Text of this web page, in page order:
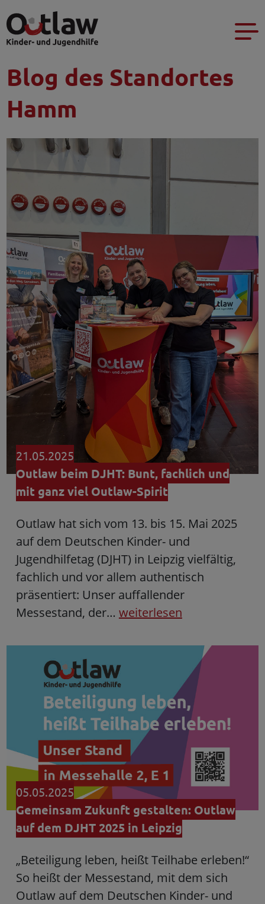
Blog des Standortes
Hamm
21.05.2025
Outlaw beim DJHT: Bunt, fachlich und
mit ganz viel Outlaw-Spirit
Outlaw hat sich vom 13. bis 15. Mai 2025
auf dem Deutschen Kinder- und
Jugendhilfetag (DJHT) in Leipzig vielfältig,
fachlich und vor allem authentisch
präsentiert: Unser auffallender
Messestand, der… weiterlesen
05.05.2025
Gemeinsam Zukunft gestalten: Outlaw
auf dem DJHT 2025 in Leipzig
„Beteiligung leben, heißt Teilhabe erleben!“
So heißt der Messestand, mit dem sich
Outlaw auf dem Deutschen Kinder- und